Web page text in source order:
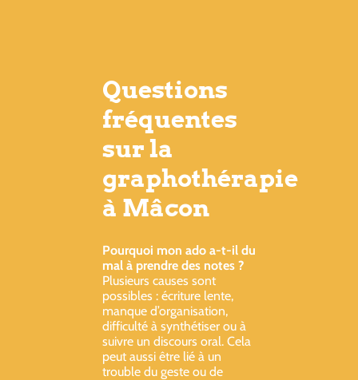
Questions
fréquentes
sur la
graphothérapie
à Mâcon
Pourquoi mon ado a-t-il du
mal à prendre des notes ?
Plusieurs causes sont
possibles : écriture lente,
manque d’organisation,
difficulté à synthétiser ou à
suivre un discours oral. Cela
peut aussi être lié à un
trouble du geste ou de